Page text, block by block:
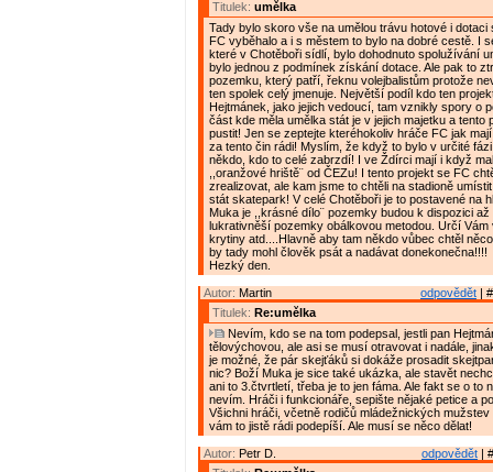
Titulek: umělka
Tady bylo skoro vše na umělou trávu hotové i dotaci
FC vyběhalo a i s městem to bylo na dobré cestě. I
které v Chotěboři sídlí, bylo dohodnuto spolužívání
bylo jednou z podmínek získání dotace. Ale pak to
pozemku, který patří, řeknu volejbalistům protože
ten spolek celý jmenuje. Největší podíl kdo ten
Hejtmánek, jako jejich vedoucí, tam vznikly spory o
část kde měla umělka stát je v jejich majetku a tento
pustit! Jen se zeptejte kteréhokoliv hráče FC jak
za tento čin rádi! Myslím, že když to bylo v určité
někdo, kdo to celé zabrzdí! I ve Ždírci mají i když
,,oranžové hriště¨ od ČEZu! I tento projekt se FC
zrealizovat, ale kam jsme to chtěli na stadioně
stát skatepark! V celé Chotěboři je to postavené na
Muka je ,,krásné dílo¨ pozemky budou k dispozici
lukrativněší pozemky obálkovou metodou. Určí
krytiny atd....Hlavně aby tam někdo vůbec chtěl
by tady mohl člověk psát a nadávat donekonečna!!!!
Hezký den.
odpovědět |
Autor: Martin
Titulek: Re:umělka
Nevím, kdo se na tom podepsal, jestli pan
tělovýchovou, ale asi se musí otravovat i nadále,
je možné, že pár skejťáků si dokáže prosadit
nic? Boží Muka je sice také ukázka, ale stavět
ani to 3.čtvrtletí, třeba je to jen fáma. Ale fakt se o to
nevím. Hráči i funkcionáře, sepište nějaké petice a
Všichni hráči, včetně rodičů mládežnických
vám to jistě rádi podepíší. Ale musí se něco dělat!
odpovědět |
Autor: Petr D.